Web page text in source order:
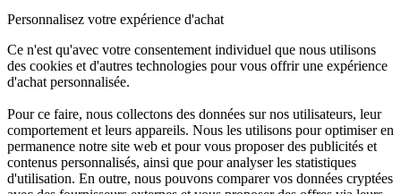
Personnalisez votre expérience d'achat
Ce n'est qu'avec votre consentement individuel que nous utilisons
des cookies et d'autres technologies pour vous offrir une expérience
d'achat personnalisée.
Pour ce faire, nous collectons des données sur nos utilisateurs, leur
comportement et leurs appareils. Nous les utilisons pour optimiser en
permanence notre site web et pour vous proposer des publicités et
contenus personnalisés, ainsi que pour analyser les statistiques
d'utilisation. En outre, nous pouvons comparer vos données cryptées